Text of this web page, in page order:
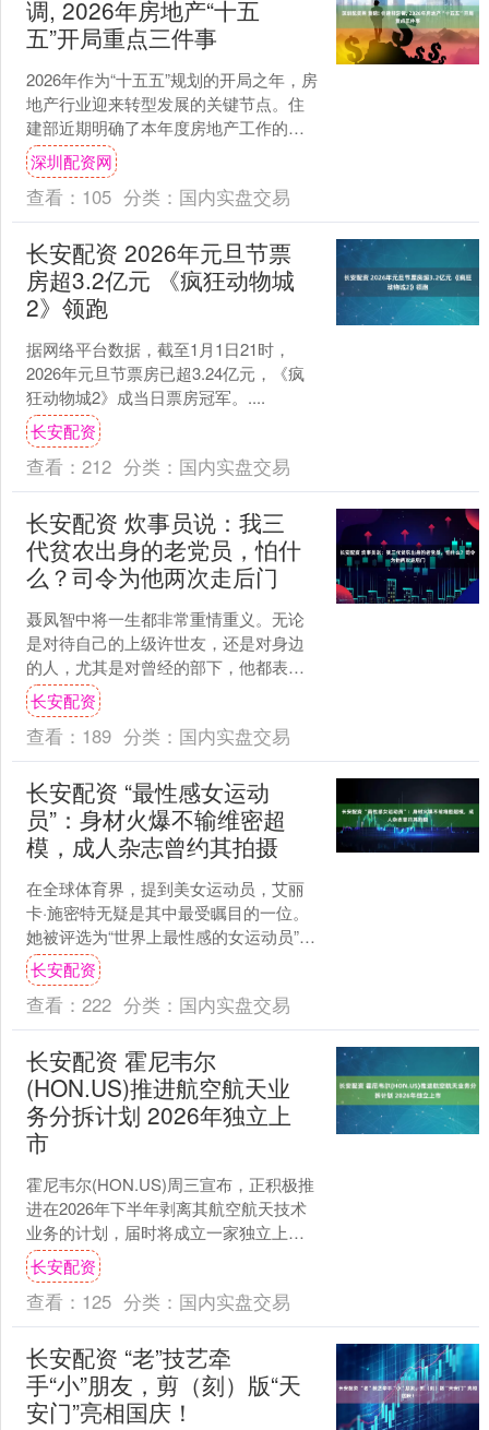
调, 2026年房地产“十五
五”开局重点三件事
2026年作为“十五五”规划的开局之年，房
地产行业迎来转型发展的关键节点。住
建部近期明确了本年度房地产工作的三
大重点：大力实施城市更新行动、推动
房地产高质量发展....
深圳配资网
查看： 105 分类： 国内实盘交易
长安配资 2026年元旦节票
房超3.2亿元 《疯狂动物城
2》领跑
据网络平台数据，截至1月1日21时，
2026年元旦节票房已超3.24亿元，《疯
狂动物城2》成当日票房冠军。....
长安配资
查看： 212 分类： 国内实盘交易
长安配资 炊事员说：我三
代贫农出身的老党员，怕什
么？司令为他两次走后门
聂凤智中将一生都非常重情重义。无论
是对待自己的上级许世友，还是对身边
的人，尤其是对曾经的部下，他都表现
得如同亲人般的关爱，情深意切。老石
是聂凤智在抗战时期的老部....
长安配资
查看： 189 分类： 国内实盘交易
长安配资 “最性感女运动
员”：身材火爆不输维密超
模，成人杂志曾约其拍摄
在全球体育界，提到美女运动员，艾丽
卡·施密特无疑是其中最受瞩目的一位。
她被评选为“世界上最性感的女运动员”，
无论走到哪里，都会吸引大量的目光。
虽然在2024年....
长安配资
查看： 222 分类： 国内实盘交易
长安配资 霍尼韦尔
(HON.US)推进航空航天业
务分拆计划 2026年独立上
市
霍尼韦尔(HON.US)周三宣布，正积极推
进在2026年下半年剥离其航空航天技术
业务的计划，届时将成立一家独立上市
的航空航天公司。此前，霍尼韦尔已启
动更广泛的业....
长安配资
查看： 125 分类： 国内实盘交易
长安配资 “老”技艺牵
手“小”朋友，剪（刻）版“天
安门”亮相国庆！